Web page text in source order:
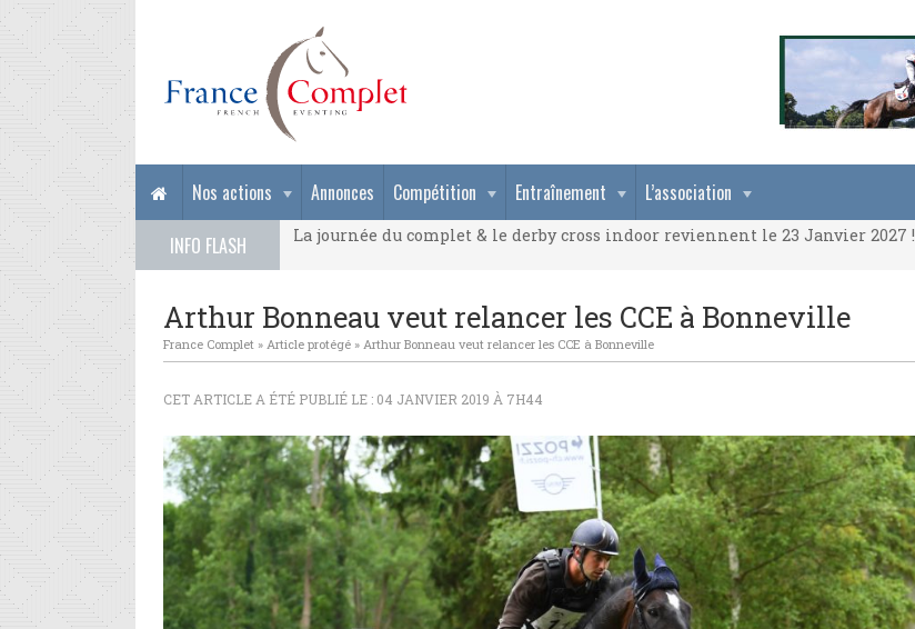
Nos actions Annonces Compétition Entraînement
L’association
INFO FLASH
La journée du complet & le derby cross indoor reviennent le 23 Janvier 2027 !
La journée du complet & le derby cross indoor reviennent le 23 Janvier 2027 !
Arthur Bonneau veut relancer les CCE à Bonneville
France Complet » Article protégé » Arthur Bonneau veut relancer les CCE à Bonneville
CET ARTICLE A ÉTÉ PUBLIÉ LE : 04 JANVIER 2019 À 7H44